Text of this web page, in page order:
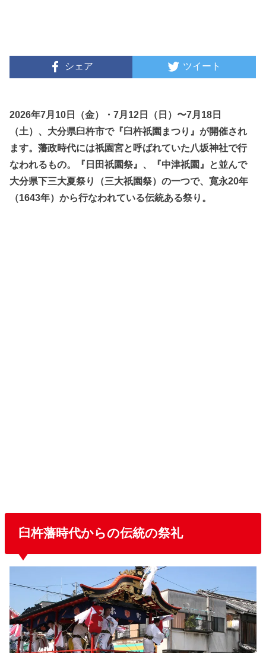
シェア ツイート
2026年7月10日（金）・7月12日（日）〜7月18日
（土）、大分県臼杵市で『臼杵祇園まつり』が開催され
ます。藩政時代には祇園宮と呼ばれていた八坂神社で行
なわれるもの。『日田祇園祭』、『中津祇園』と並んで
大分県下三大夏祭り（三大祇園祭）の一つで、寛永20年
（1643年）から行なわれている伝統ある祭り。
臼杵藩時代からの伝統の祭礼